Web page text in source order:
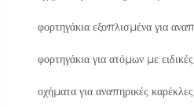
φορτηγάκια εξοπλισμένα για
φορτηγάκια για ατόμων με
οχήματα για αναπηρικές καρέκλες